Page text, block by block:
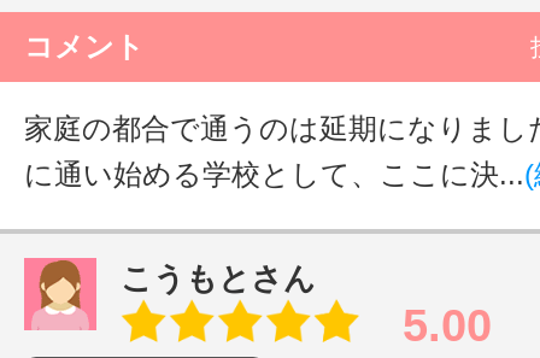
コメント
家庭の都合で通うのは延期になりまし
に通い始める学校として、ここに決...
こうもとさん
5.00